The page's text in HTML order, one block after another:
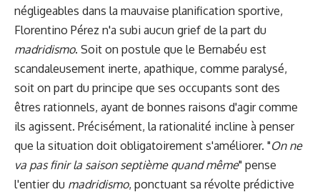
négligeables dans la mauvaise planification sportive,
Florentino Pérez n'a subi aucun grief de la part du
madridismo. Soit on postule que le Bernabéu est
scandaleusement inerte, apathique, comme paralysé,
soit on part du principe que ses occupants sont des
êtres rationnels, ayant de bonnes raisons d'agir comme
ils agissent. Précisément, la rationalité incline à penser
que la situation doit obligatoirement s'améliorer. "On ne
va pas finir la saison septième quand même" pense
l'entier du madridismo, ponctuant sa révolte prédictive